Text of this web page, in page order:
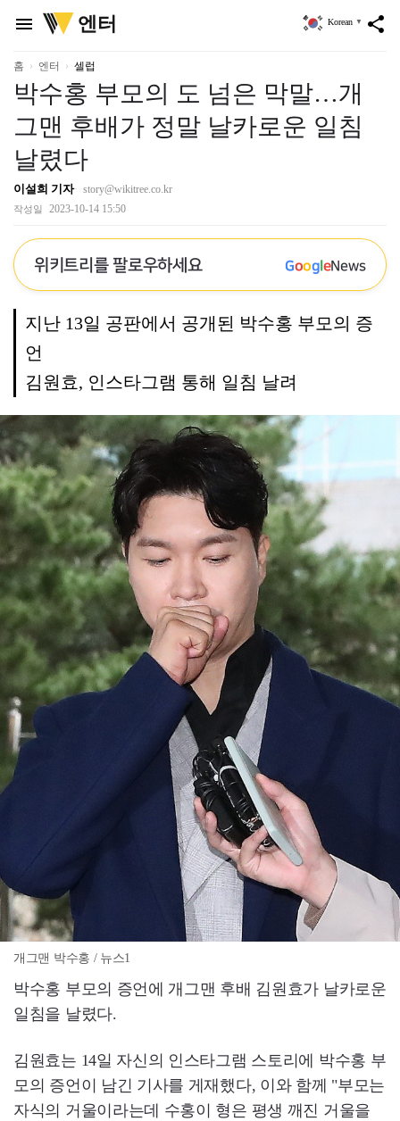
menu
위
키
리
엔터 share
Korean ▼
홈 엔터 셀럽
박수홍 부모의 도 넘은 막말…개
그맨 후배가 정말 날카로운 일침
날렸다
이설희 기자 story@wikitree.co.kr
작성일 2023-10-14 15:50
위키트리를 팔로우하세요 GoogleNews
지난 13일 공판에서 공개된 박수홍 부모의 증
언
김원효, 인스타그램 통해 일침 날려
개그맨 박수홍 / 뉴스1
박수홍 부모의 증언에 개그맨 후배 김원효가 날카로운
일침을 날렸다.
김원효는 14일 자신의 인스타그램 스토리에 박수홍 부
모의 증언이 남긴 기사를 게재했다, 이와 함께 "부모는
자식의 거울이라는데 수홍이 형은 평생 깨진 거울을